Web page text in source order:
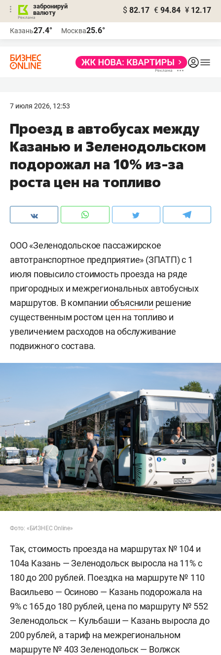
забронируй
валюту
$ 82.17 € 94.84 ¥ 12.17
Казань27.4° Москва25.6°
7 июля 2026, 12:53
Проезд в автобусах между
Казанью и Зеленодольском
подорожал на 10% из-за
роста цен на топливо
ООО «Зеленодольское пассажирское
автотранспортное предприятие» (ЗПАТП) с 1
июля повысило стоимость проезда на ряде
пригородных и межрегиональных автобусных
маршрутов. В компании объяснили решение
существенным ростом цен на топливо и
увеличением расходов на обслуживание
подвижного состава.
Фото: «БИЗНЕС Online»
Так, стоимость проезда на маршрутах № 104 и
104а Казань — Зеленодольск выросла на 11% с
180 до 200 рублей. Поездка на маршруте № 110
Васильево — Осиново — Казань подорожала на
9% с 165 до 180 рублей, цена по маршруту № 552
Зеленодольск — Кульбаши — Казань выросла до
200 рублей, а тариф на межрегиональном
маршруте № 403 Зеленодольск — Волжск